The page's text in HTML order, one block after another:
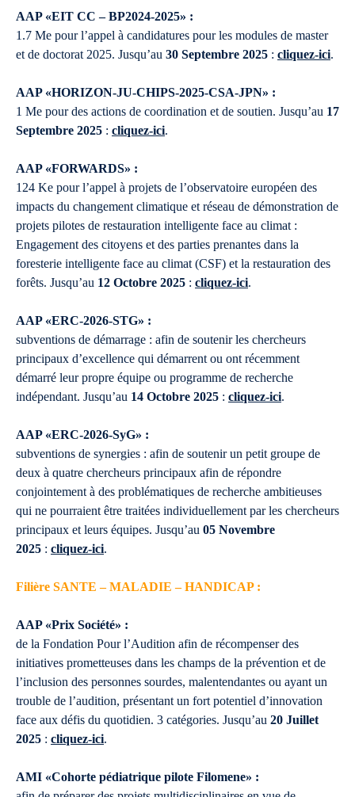
AAP «EIT CC – BP2024-2025» :
1.7 Me pour l’appel à candidatures pour les modules de master
et de doctorat 2025. Jusqu’au 30 Septembre 2025 : cliquez-ici.
AAP «HORIZON-JU-CHIPS-2025-CSA-JPN» :
1 Me pour des actions de coordination et de soutien. Jusqu’au 17
Septembre 2025 : cliquez-ici.
AAP «FORWARDS» :
124 Ke pour l’appel à projets de l’observatoire européen des
impacts du changement climatique et réseau de démonstration de
projets pilotes de restauration intelligente face au climat :
Engagement des citoyens et des parties prenantes dans la
foresterie intelligente face au climat (CSF) et la restauration des
forêts. Jusqu’au 12 Octobre 2025 : cliquez-ici.
AAP «ERC-2026-STG» :
subventions de démarrage : afin de soutenir les chercheurs
principaux d’excellence qui démarrent ou ont récemment
démarré leur propre équipe ou programme de recherche
indépendant. Jusqu’au 14 Octobre 2025 : cliquez-ici.
AAP «ERC-2026-SyG» :
subventions de synergies : afin de soutenir un petit groupe de
deux à quatre chercheurs principaux afin de répondre
conjointement à des problématiques de recherche ambitieuses
qui ne pourraient être traitées individuellement par les chercheurs
principaux et leurs équipes. Jusqu’au 05 Novembre
2025 : cliquez-ici.
Filière SANTE – MALADIE – HANDICAP :
AAP «Prix Société» :
de la Fondation Pour l’Audition afin de récompenser des
initiatives prometteuses dans les champs de la prévention et de
l’inclusion des personnes sourdes, malentendantes ou ayant un
trouble de l’audition, présentant un fort potentiel d’innovation
face aux défis du quotidien. 3 catégories. Jusqu’au 20 Juillet
2025 : cliquez-ici.
AMI «Cohorte pédiatrique pilote Filomene» :